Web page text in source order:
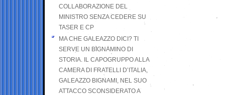
COLLABORAZIONE DEL
MINISTRO SENZA CEDERE SU
TASER E CP
MA CHE GALEAZZO DICI? TI
SERVE UN BIGNAMINO DI
STORIA. IL CAPOGRUPPO ALLA
CAMERA DI FRATELLI D’ITALIA,
GALEAZZO BIGNAMI, NEL SUO
ATTACCO SCONSIDERATO A